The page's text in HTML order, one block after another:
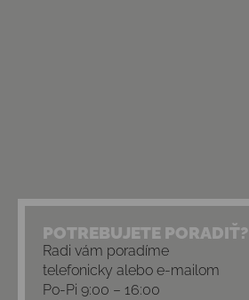
POTREBUJETE PORADIŤ?
Radi vám poradíme
telefonicky alebo e-mailom
Po-Pi 9:00 – 16:00